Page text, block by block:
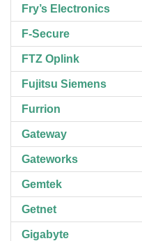
Fry’s Electronics
F-Secure
FTZ Oplink
Fujitsu Siemens
Furrion
Gateway
Gateworks
Gemtek
Getnet
Gigabyte